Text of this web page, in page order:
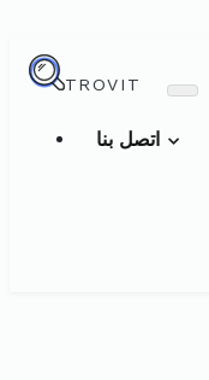
TROVIT